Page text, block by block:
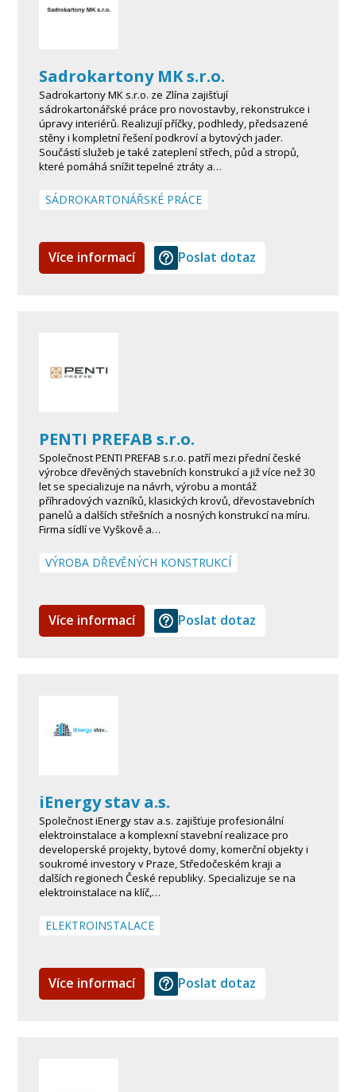
Sadrokartony MK s.r.o.
Sadrokartony MK s.r.o. ze Zlína zajišťují
sádrokartonářské práce pro novostavby, rekonstrukce i
úpravy interiérů. Realizují příčky, podhledy, předsazené
stěny i kompletní řešení podkroví a bytových jader.
Součástí služeb je také zateplení střech, půd a stropů,
které pomáhá snížit tepelné ztráty a…
SÁDROKARTONÁŘSKÉ PRÁCE
Více informací Poslat dotaz
PENTI PREFAB s.r.o.
Společnost PENTI PREFAB s.r.o. patří mezi přední české
výrobce dřevěných stavebních konstrukcí a již více než 30
let se specializuje na návrh, výrobu a montáž
příhradových vazníků, klasických krovů, dřevostavebních
panelů a dalších střešních a nosných konstrukcí na míru.
Firma sídlí ve Vyškově a…
VÝROBA DŘEVĚNÝCH KONSTRUKCÍ
Více informací Poslat dotaz
iEnergy stav a.s.
Společnost iEnergy stav a.s. zajišťuje profesionální
elektroinstalace a komplexní stavební realizace pro
developerské projekty, bytové domy, komerční objekty i
soukromé investory v Praze, Středočeském kraji a
dalších regionech České republiky. Specializuje se na
elektroinstalace na klíč,…
ELEKTROINSTALACE
Více informací Poslat dotaz